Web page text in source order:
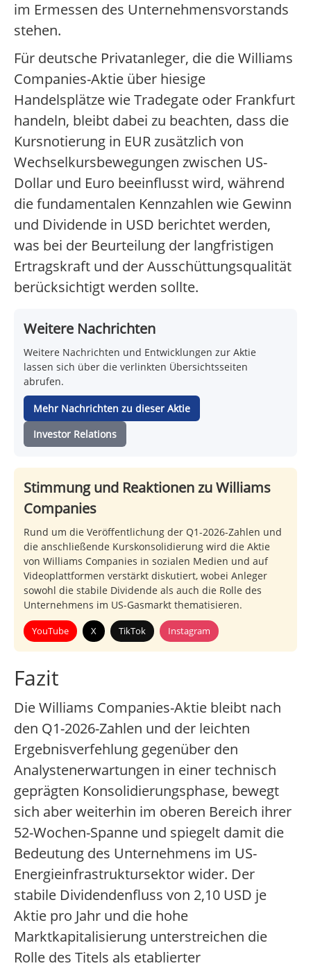
im Ermessen des Unternehmensvorstands
stehen.
Für deutsche Privatanleger, die die Williams
Companies-Aktie über hiesige
Handelsplätze wie Tradegate oder Frankfurt
handeln, bleibt dabei zu beachten, dass die
Kursnotierung in EUR zusätzlich von
Wechselkursbewegungen zwischen US-
Dollar und Euro beeinflusst wird, während
die fundamentalen Kennzahlen wie Gewinn
und Dividende in USD berichtet werden,
was bei der Beurteilung der langfristigen
Ertragskraft und der Ausschüttungsqualität
berücksichtigt werden sollte.
Weitere Nachrichten
Weitere Nachrichten und Entwicklungen zur Aktie
lassen sich über die verlinkten Übersichtsseiten
abrufen.
Mehr Nachrichten zu dieser Aktie
Investor Relations
Stimmung und Reaktionen zu Williams
Companies
Rund um die Veröffentlichung der Q1-2026-Zahlen und
die anschließende Kurskonsolidierung wird die Aktie
von Williams Companies in sozialen Medien und auf
Videoplattformen verstärkt diskutiert, wobei Anleger
sowohl die stabile Dividende als auch die Rolle des
Unternehmens im US-Gasmarkt thematisieren.
YouTube X TikTok Instagram
Fazit
Die Williams Companies-Aktie bleibt nach
den Q1-2026-Zahlen und der leichten
Ergebnisverfehlung gegenüber den
Analystenerwartungen in einer technisch
geprägten Konsolidierungsphase, bewegt
sich aber weiterhin im oberen Bereich ihrer
52-Wochen-Spanne und spiegelt damit die
Bedeutung des Unternehmens im US-
Energieinfrastruktursektor wider. Der
stabile Dividendenfluss von 2,10 USD je
Aktie pro Jahr und die hohe
Marktkapitalisierung unterstreichen die
Rolle des Titels als etablierter